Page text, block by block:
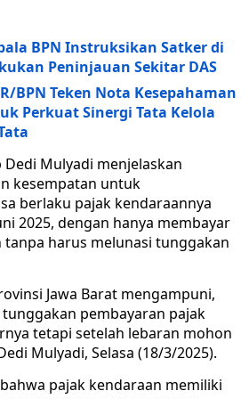
BPN Instruksikan Satker di
Peninjauan Sekitar DAS
BPN Teken Nota Kesepahaman
Perkuat Sinergi Tata Kelola
Dedi Mulyadi menjelaskan
kesempatan untuk
berlaku pajak kendaraannya
2025, dengan hanya membayar
harus melunasi tunggakan
Jawa Barat mengampuni,
pembayaran pajak
tetapi setelah lebaran mohon
Mulyadi, Selasa (18/3/2025).
pajak kendaraan memiliki